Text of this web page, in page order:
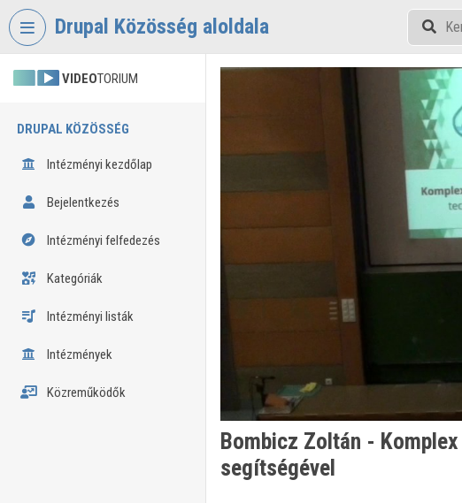
Fejléc kihagyása
Drupal Közösség aloldala
VIDEOTORIUM
DRUPAL KÖZÖSSÉG
Intézményi kezdőlap
Bejelentkezés
Intézményi felfedezés
Kategóriák
Intézményi listák
Intézmények
Közreműködők
Bombicz Zoltán -
segítségével